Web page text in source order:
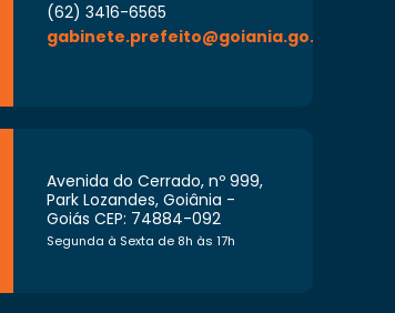
(62) 3416-6565
gabinete.prefeito@goiania.go.gov.br
Avenida do Cerrado, nº 999,
Park Lozandes, Goiânia -
Goiás CEP: 74884-092
Segunda à Sexta de 8h às 17h